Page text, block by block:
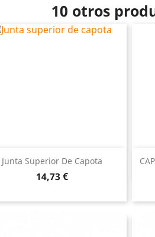
10 otros
Junta Superior De Capota
Precio
14,73 €
Vista rápida